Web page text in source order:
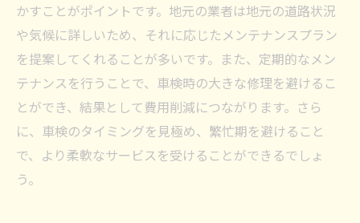
かすことがポイントです。地元の業者は地元の道路状況
や気候に詳しいため、それに応じたメンテナンスプラン
を提案してくれることが多いです。また、定期的なメン
テナンスを行うことで、車検時の大きな修理を避けるこ
とができ、結果として費用削減につながります。さら
に、車検のタイミングを見極め、繁忙期を避けること
で、より柔軟なサービスを受けることができるでしょ
う。